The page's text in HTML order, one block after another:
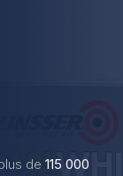
de 115 000